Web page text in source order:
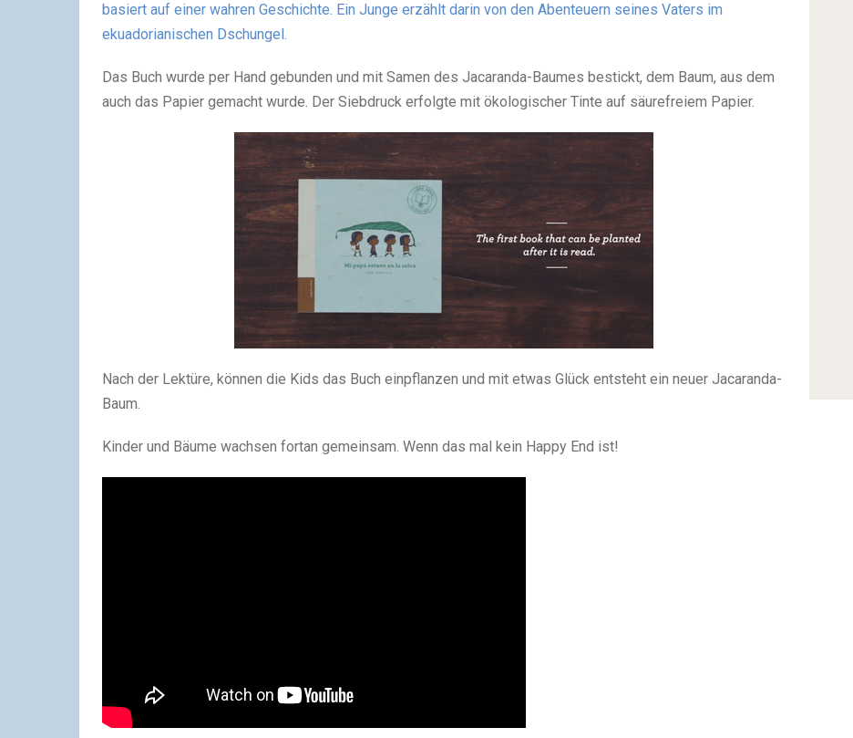
basiert auf einer wahren Geschichte. Ein Junge erzählt darin von den Abenteuern seines Vaters im
ekuadorianischen Dschungel.
Das Buch wurde per Hand gebunden und mit Samen des Jacaranda-Baumes bestickt, dem Baum, aus dem
auch das Papier gemacht wurde. Der Siebdruck erfolgte mit ökologischer Tinte auf säurefreiem Papier.
Nach der Lektüre, können die Kids das Buch einpflanzen und mit etwas Glück entsteht ein neuer Jacaranda-
Baum.
Kinder und Bäume wachsen fortan gemeinsam. Wenn das mal kein Happy End ist!